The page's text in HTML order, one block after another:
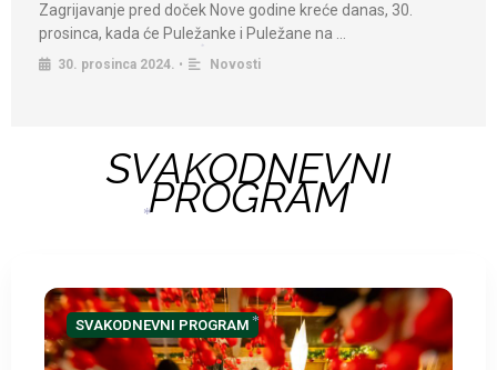
Zagrijavanje pred doček Nove godine kreće danas, 30.
prosinca, kada će Puležanke i Puležane na …
30. prosinca 2024. • Novosti
SVAKODNEVNI
PROGRAM
SVAKODNEVNI PROGRAM
*